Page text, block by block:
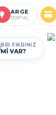
ARGE
PORTAL
BİR FİKRİNİZ
Mİ VAR?